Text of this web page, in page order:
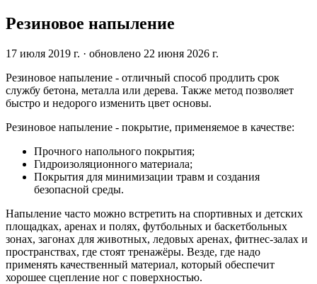
Резиновое напыление
17 июля 2019 г. · обновлено 22 июня 2026 г.
Резиновое напыление - отличный способ продлить срок
службу бетона, металла или дерева. Также метод позволяет
быстро и недорого изменить цвет основы.
Резиновое напыление - покрытие, применяемое в качестве:
Прочного напольного покрытия;
Гидроизоляционного материала;
Покрытия для минимизации травм и создания
безопасной среды.
Напыление часто можно встретить на спортивных и детских
площадках, аренах и полях, футбольных и баскетбольных
зонах, загонах для животных, ледовых аренах, фитнес-залах и
пространствах, где стоят тренажёры. Везде, где надо
применять качественный материал, который обеспечит
хорошее сцепление ног с поверхностью.